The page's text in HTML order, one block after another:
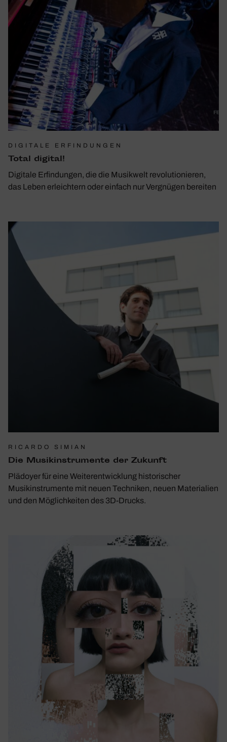
DIGITALE ERFINDUNGEN
Total digital!
Digitale Erfindungen, die die Musikwelt revolutionieren,
das Leben erleichtern oder einfach nur Vergnügen bereiten
RICARDO SIMIAN
Die Musik­in­stru­mente der Zukunft
Plädoyer für eine Weiterentwicklung historischer
Musikinstrumente mit neuen Techniken, neuen Materialien
und den Möglichkeiten des 3D-Drucks.